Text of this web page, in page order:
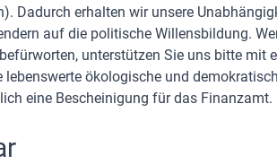
Dadurch erhalten wir unsere
auf die politische Willensbildung.
unterstützen Sie uns bitte mit
lebenswerte ökologische und
eine Bescheinigung für das Finanzamt.